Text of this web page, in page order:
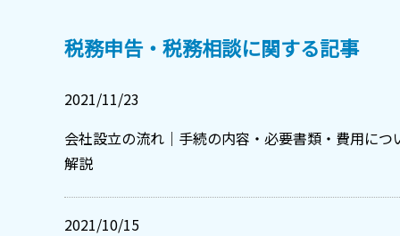
税務申告・税務相談に関する記事
2021/11/23
会社設立の流れ｜手続の内容・必要書類・費用につ
解説
2021/10/15